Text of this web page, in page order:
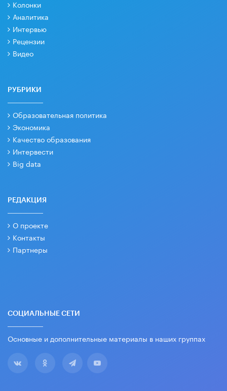
Колонки
Аналитика
Интервью
Рецензии
Видео
РУБРИКИ
Образовательная политика
Экономика
Качество образования
Интервести
Big data
РЕДАКЦИЯ
О проекте
Контакты
Партнеры
СОЦИАЛЬНЫЕ СЕТИ
Основные и дополнительные материалы в наших группах